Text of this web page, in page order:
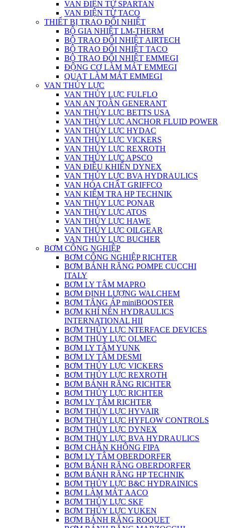
VAN ĐIỆN TỪ SPARTAN
VAN ĐIỆN TỪ TACO
THIẾT BỊ TRAO ĐỔI NHIỆT
BỘ GIA NHIỆT LM-THERM
BỘ TRAO ĐỔI NHIỆT AIRTECH
BỘ TRAO ĐỔI NHIỆT TACO
BỘ TRAO ĐỔI NHIỆT EMMEGI
ĐỘNG CƠ LÀM MÁT EMMEGI
QUẠT LÀM MÁT EMMEGI
VAN THỦY LỰC
VAN THỦY LỰC FULFLO
VAN AN TOÀN GENERANT
VAN THỦY LỰC BETTS USA
VAN THỦY LỰC ANCHOR FLUID POWER
VAN THỦY LỰC HYDAC
VAN THỦY LỰC VICKERS
VAN THỦY LỰC REXROTH
VAN THỦY LỰC APSCO
VAN ĐIỀU KHIỂN DYNEX
VAN THỦY LỰC BVA HYDRAULICS
VAN HÓA CHẤT GRIFFCO
VAN KIỂM TRA HP TECHNIK
VAN THỦY LỰC PONAR
VAN THỦY LỰC ATOS
VAN THỦY LỰC HAWE
VAN THỦY LỰC OILGEAR
VAN THỦY LỰC BUCHER
BƠM CÔNG NGHIỆP
BƠM CÔNG NGHIỆP RICHTER
BƠM BÁNH RĂNG POMPE CUCCHI
ITALY
BƠM LY TÂM MAPRO
BƠM ĐỊNH LƯỢNG WALCHEM
BƠM TĂNG ÁP miniBOOSTER
BƠM KHÍ NÉN HYDRAULICS
INTERNATIONAL HII
BƠM THỦY LỰC NTERFACE DEVICES
BƠM THỦY LỰC OLMEC
BƠM LY TÂM YUNK
BƠM LY TÂM DESMI
BƠM THỦY LỰC VICKERS
BƠM THỦY LỰC REXROTH
BƠM BÁNH RĂNG RICHTER
BƠM THỦY LỰC RICHTER
BƠM LY TÂM RICHTER
BƠM THỦY LỰC HYVAIR
BƠM THỦY LỰC HYFLOW CONTROLS
BƠM THỦY LỰC DYNEX
BƠM THỦY LỰC BVA HYDRAULICS
BƠM CHÂN KHÔNG FIPA
BƠM LY TÂM OBERDORFER
BƠM BÁNH RĂNG OBERDORFER
BƠM BÁNH RĂNG HP TECHNIK
BƠM THỦY LỰC B&C HYDRAINICS
BƠM LÀM MÁT AACO
BƠM THỦY LỰC SKF
BƠM THỦY LỰC YUKEN
BƠM BÁNH RĂNG ROQUET